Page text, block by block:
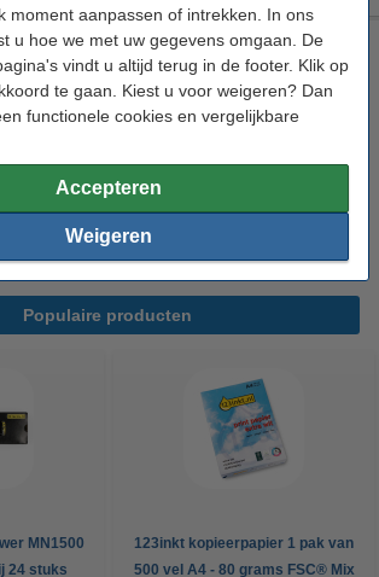
moment aanpassen of intrekken. In ons
u hoe we met uw gegevens omgaan. De
vindt u altijd terug in de footer. Klik op
te gaan. Kiest u voor weigeren? Dan
functionele cookies en vergelijkbare
Accepteren
Weigeren
vervangt HP reinigingsset: HP 920XL
magenta/geel
Bekijk de specificaties en omschrijving
Morgen in huis
€ 19,50 Bestellen
Populaire producten
MN1500
24 stuks
123inkt kopieerpapier 1 pak van
500 vel A4 - 80 grams FSC® Mix